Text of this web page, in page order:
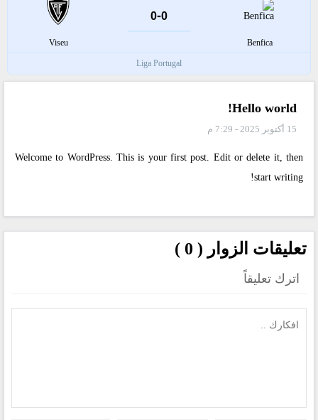
Benfica
0
-
0
Viseu
Liga Portugal
Hello world!
15 أكتوبر 2025 - 7:29 م
Welcome to WordPress. This is your first post. Edit or delete it, then
start writing!
تعليقات الزوار ( 0 )
اترك تعليقاً